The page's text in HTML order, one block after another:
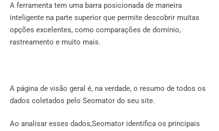
A ferramenta tem uma barra posicionada de maneira
inteligente na parte superior que permite descobrir muitas
opções excelentes, como comparações de domínio,
rastreamento e muito mais.
A página de visão geral é, na verdade, o resumo de todos os
dados coletados pelo Seomator do seu site.
Ao analisar esses dados,Seomator identifica os principais